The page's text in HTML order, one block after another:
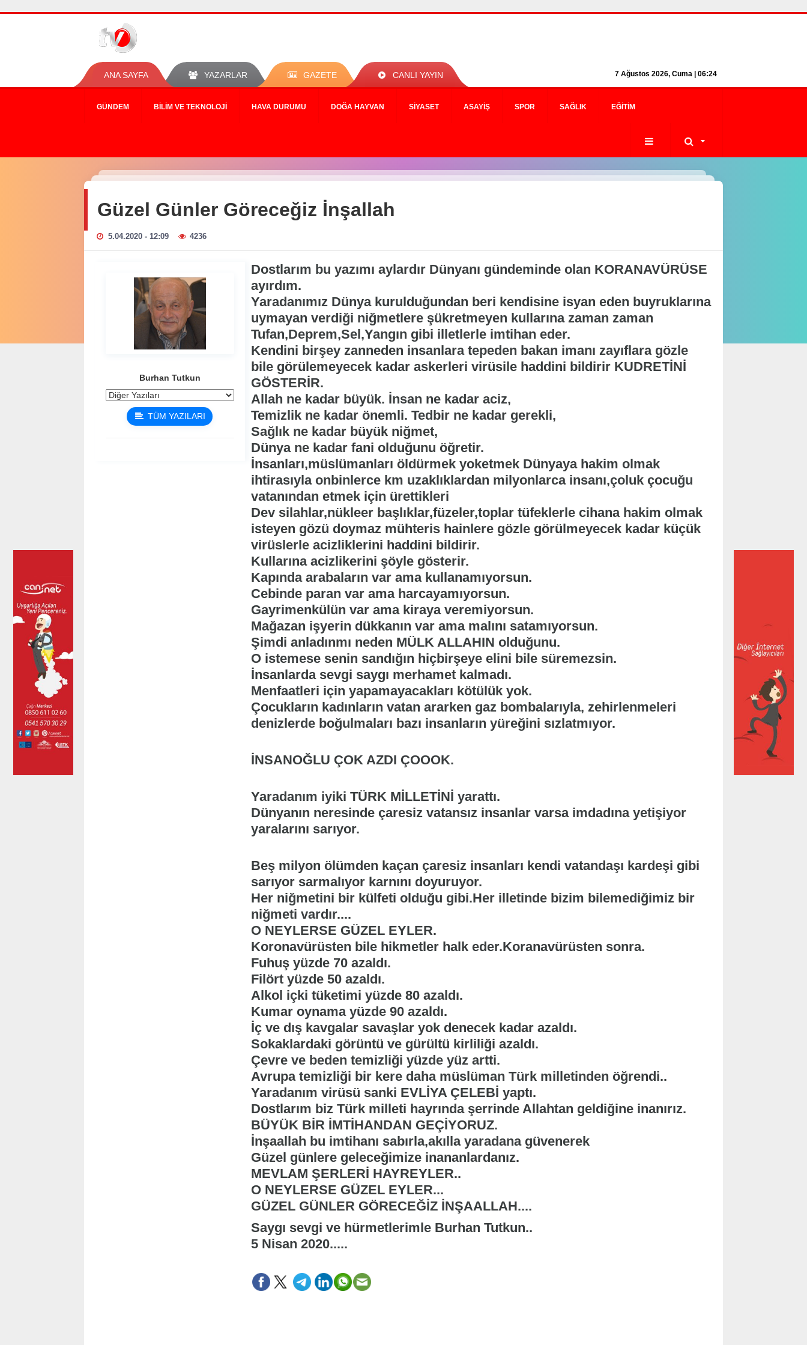
ANA SAYFA YAZARLAR GAZETE CANLI YAYIN 7 Ağustos 2026, Cuma | 06:24
GÜNDEM BILIM VE TEKNOLOJI HAVA DURUMU DOĞA HAYVAN SIYASET ASAYIŞ SPOR SAĞLIK EĞITIM
Güzel Günler Göreceğiz İnşallah
5.04.2020 - 12:09 4236
Burhan Tutkun
TÜM YAZILARI
Dostlarım bu yazımı aylardır Dünyanı gündeminde olan KORANAVÜRÜSE
ayırdım.
Yaradanımız Dünya kurulduğundan beri kendisine isyan eden buyruklarına
uymayan verdiği niğmetlere şükretmeyen kullarına zaman zaman
Tufan,Deprem,Sel,Yangın gibi illetlerle imtihan eder.
Kendini birşey zanneden insanlara tepeden bakan imanı zayıflara gözle
bile görülemeyecek kadar askerleri virüsile haddini bildirir KUDRETİNİ
GÖSTERİR.
Allah ne kadar büyük. İnsan ne kadar aciz,
Temizlik ne kadar önemli. Tedbir ne kadar gerekli,
Sağlık ne kadar büyük niğmet,
Dünya ne kadar fani olduğunu öğretir.
İnsanları,müslümanları öldürmek yoketmek Dünyaya hakim olmak
ihtirasıyla onbinlerce km uzaklıklardan milyonlarca insanı,çoluk çocuğu
vatanından etmek için ürettikleri
Dev silahlar,nükleer başlıklar,füzeler,toplar tüfeklerle cihana hakim olmak
isteyen gözü doymaz mühteris hainlere gözle görülmeyecek kadar küçük
virüslerle acizliklerini haddini bildirir.
Kullarına acizlikerini şöyle gösterir.
Kapında arabaların var ama kullanamıyorsun.
Cebinde paran var ama harcayamıyorsun.
Gayrimenkülün var ama kiraya veremiyorsun.
Mağazan işyerin dükkanın var ama malını satamıyorsun.
Şimdi anladınmı neden MÜLK ALLAHIN olduğunu.
O istemese senin sandığın hiçbirşeye elini bile süremezsin.
İnsanlarda sevgi saygı merhamet kalmadı.
Menfaatleri için yapamayacakları kötülük yok.
Çocukların kadınların vatan ararken gaz bombalarıyla, zehirlenmeleri
denizlerde boğulmaları bazı insanların yüreğini sızlatmıyor.
İNSANOĞLU ÇOK AZDI ÇOOOK.
Yaradanım iyiki TÜRK MİLLETİNİ yarattı.
Dünyanın neresinde çaresiz vatansız insanlar varsa imdadına yetişiyor
yaralarını sarıyor.
Beş milyon ölümden kaçan çaresiz insanları kendi vatandaşı kardeşi gibi
sarıyor sarmalıyor karnını doyuruyor.
Her niğmetini bir külfeti olduğu gibi.Her illetinde bizim bilemediğimiz bir
niğmeti vardır....
O NEYLERSE GÜZEL EYLER.
Koronavürüsten bile hikmetler halk eder.Koranavürüsten sonra.
Fuhuş yüzde 70 azaldı.
Filört yüzde 50 azaldı.
Alkol içki tüketimi yüzde 80 azaldı.
Kumar oynama yüzde 90 azaldı.
İç ve dış kavgalar savaşlar yok denecek kadar azaldı.
Sokaklardaki görüntü ve gürültü kirliliği azaldı.
Çevre ve beden temizliği yüzde yüz artti.
Avrupa temizliği bir kere daha müslüman Türk milletinden öğrendi..
Yaradanım virüsü sanki EVLİYA ÇELEBİ yaptı.
Dostlarım biz Türk milleti hayrında şerrinde Allahtan geldiğine inanırız.
BÜYÜK BİR İMTİHANDAN GEÇİYORUZ.
İnşaallah bu imtihanı sabırla,akılla yaradana güvenerek
Güzel günlere geleceğimize inananlardanız.
MEVLAM ŞERLERİ HAYREYLER..
O NEYLERSE GÜZEL EYLER...
GÜZEL GÜNLER GÖRECEĞİZ İNŞAALLAH....
Saygı sevgi ve hürmetlerimle Burhan Tutkun..
5 Nisan 2020.....